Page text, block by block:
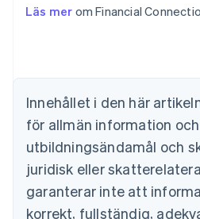
Läs mer om Financial
Innehållet i den här
för allmän information och
utbildningsändamål och
juridisk eller
garanterar inte att
korrekt, fullständig,
NederlandsFrançaisDeutsch
English
Danmark
English
Estland
English
简体中文English
Finland